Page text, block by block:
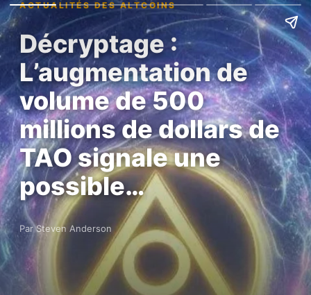
ACTUALITÉS DES ALTCOINS
Décryptage :
L’augmentation de
volume de 500
millions de dollars de
TAO signale une
possible…
Par Steven Anderson